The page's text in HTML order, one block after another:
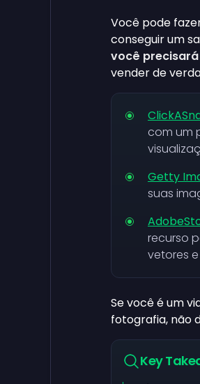
Você pode
conseguir um
você
vender de
com um
Getty
suas
recurso
vetores
Se você é um
fotografia, não
Key